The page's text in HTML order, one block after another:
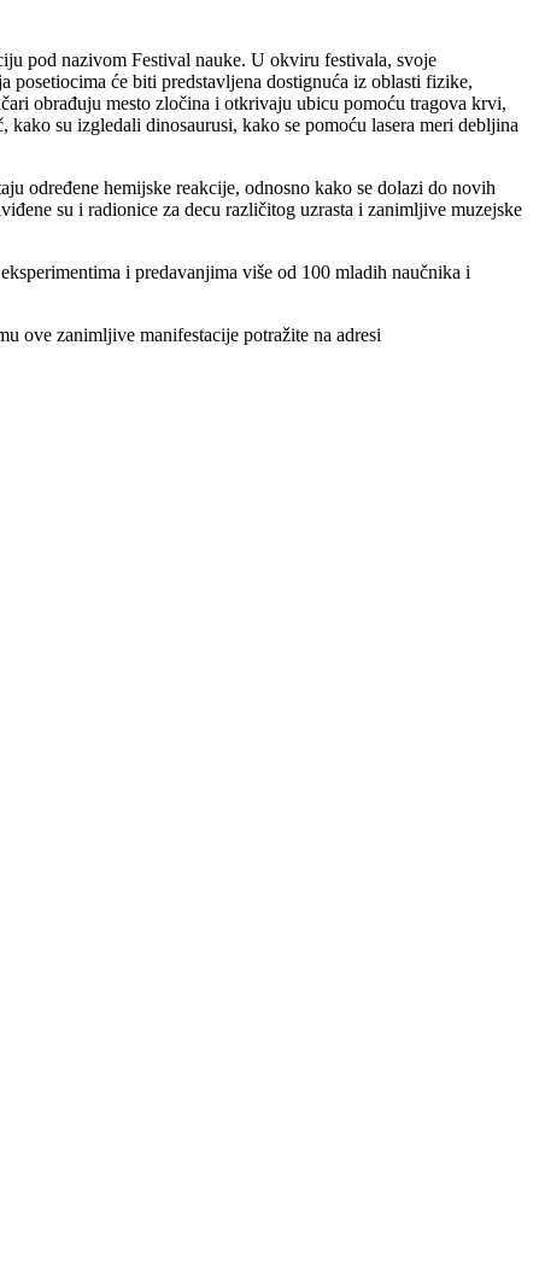
pod nazivom Festival nauke. U okviru festivala, svoje
će biti predstavljena dostignuća iz oblasti fizike,
obrađuju mesto zločina i otkrivaju ubicu pomoću tragova krvi,
su izgledali dinosaurusi, kako se pomoću lasera meri debljina
određene hemijske reakcije, odnosno kako se dolazi do novih
su i radionice za decu različitog uzrasta i zanimljive muzejske
i predavanjima više od 100 mladih naučnika i
ove zanimljive manifestacije potražite na adresi